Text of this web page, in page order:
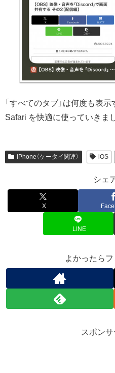
「すべてのタブ」は何度も表
Safari を快適に使っていきま
iPhone（ケータイ関連） iOS
シェ
X
LINE
よかったら
スポン